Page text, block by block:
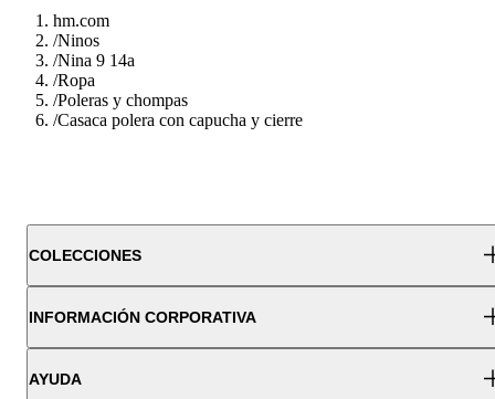
hm.com
/Ninos
/Nina 9 14a
/Ropa
/Poleras y chompas
/Casaca polera con capucha y cierre
COLECCIONES
INFORMACIÓN CORPORATIVA
AYUDA